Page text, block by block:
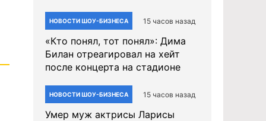
НОВОСТИ ШОУ-БИЗНЕСА 15 часов назад
«Кто понял, тот понял»: Дима
Билан отреагировал на хейт
после концерта на стадионе
НОВОСТИ ШОУ-БИЗНЕСА 15 часов назад
Умер муж актрисы Ларисы